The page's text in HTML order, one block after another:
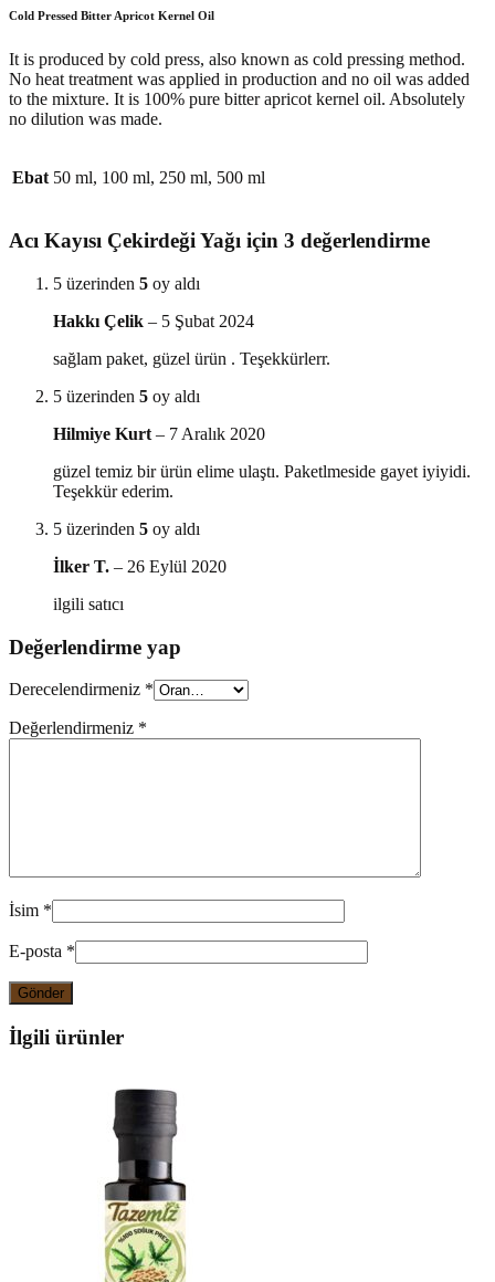
Cold Pressed Bitter Apricot Kernel Oil
It is produced by cold press, also known as cold pressing method.
No heat treatment was applied in production and no oil was added
to the mixture. It is 100% pure bitter apricot kernel oil. Absolutely
no dilution was made.
Ebat 50 ml, 100 ml, 250 ml, 500 ml
Acı Kayısı Çekirdeği Yağı için 3 değerlendirme
5 üzerinden 5 oy aldı
Hakkı Çelik – 5 Şubat 2024
sağlam paket, güzel ürün . Teşekkürlerr.
5 üzerinden 5 oy aldı
Hilmiye Kurt – 7 Aralık 2020
güzel temiz bir ürün elime ulaştı. Paketlmeside gayet iyiyidi.
Teşekkür ederim.
5 üzerinden 5 oy aldı
İlker T. – 26 Eylül 2020
ilgili satıcı
Değerlendirme yap
Derecelendirmeniz *
Değerlendirmeniz *
İsim *
E-posta *
İlgili ürünler